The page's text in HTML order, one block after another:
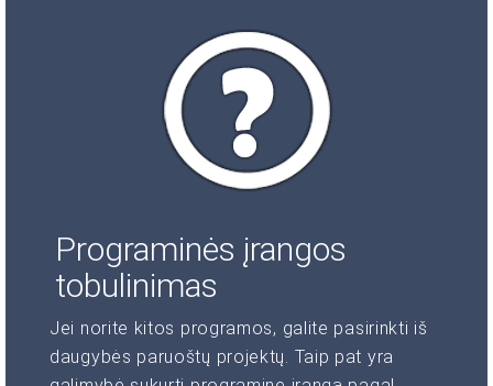
Programinės įrangos
tobulinimas
Jei norite kitos programos, galite pasirinkti iš
daugybės paruoštų projektų. Taip pat yra